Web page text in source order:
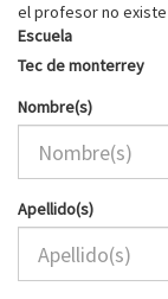
el profesor no
Escuela
Tec de monterrey
Nombre(s)
Apellido(s)